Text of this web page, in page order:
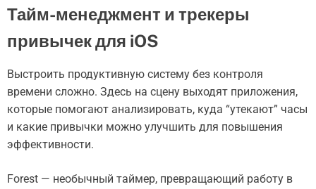
Тайм-менеджмент и трекеры
привычек для iOS
Выстроить продуктивную систему без контроля
времени сложно. Здесь на сцену выходят приложения,
которые помогают анализировать, куда “утекают” часы
и какие привычки можно улучшить для повышения
эффективности.
Forest — необычный таймер, превращающий работу в